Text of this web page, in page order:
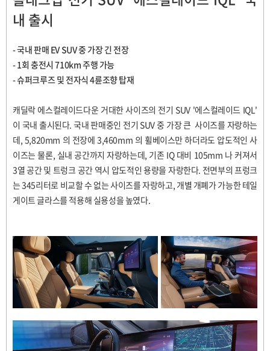
내 출시
- 국내 판매 EV SUV 중 가장 긴 전장
- 1회 충전시 710km 주행 가능
- 슈퍼크루즈 및 전자식 4륜조향 탑재
캐딜락 에스컬레이드다운 거대한 사이즈의 전기 SUV '에스컬레이드 IQL'
이 국내 출시된다. 국내 판매중인 전기 SUV 중 가장 큰 사이즈를 자랑하는
데, 5,820mm 의 전장에 3,460mm 의 휠베이스만 하더라도 압도적인 사
이즈는 물론, 실내 공간까지 자랑하는데, 기존 IQ 대비 105mm 나 커져서
3열 공간 및 트렁크 공간 역시 압도적인 용량을 자랑한다. 전면부의 프렁크
는 345리터로 비교할 수 없는 사이즈를 자랑하고, 개별 개폐가 가능한 테일
게이트 글라스를 적용해 실용성을 높였다.